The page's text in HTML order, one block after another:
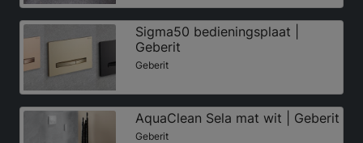
Sigma50 bedieningsplaat |
Geberit
Geberit
AquaClean Sela mat wit | Geberit
Geberit